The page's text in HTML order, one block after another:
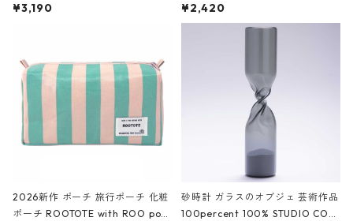
ファスナーポーチ 撥水加工 トラベ
ーガンディー、オフホワイト
¥3,190
大きめ 撥水加工 収納ポーチ CRO
CODILE/Black クロコダイル/ブラ
¥2,420
2026新作 ポーチ 旅行ポーチ 化粧
ポーチ ROOTOTE with ROO pou
砂時計 ガラスのオブジェ 芸術作品
100percent 100% STUDIO COH